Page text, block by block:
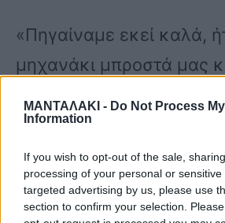
ΜΑΝΤΑΛΑΚΙ - Do Not Process
Information
If you wish to opt-out of the sale,
processing of your personal or
targeted advertising by us, please use
section to confirm your selection.
«Πηγαίναμε εκεί καλά,
μηχανάκι μπροστά μας
μηχανάκι και του κάνω
“δεν περνάει κανείς”,
και μας παίρνει σβάρνα
εκεί πέρα, όταν μας
είχα τις αισθήσεις μου,